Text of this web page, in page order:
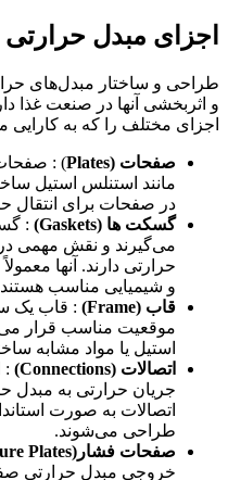
اجزای مبدل
طراحی و ساختار مبدل‌های
و اثربخشی آنها در صنعت غذا
اجزای مختلف را که به
صفحات (Plates
) :
مانند استنلس استیل
در صفحات برای انتقال
گسکت ها (Gaskets)
:
می‌گیرند و نقش مهمی
حرارتی دارند. آنها
و شیمیایی مناسب
قاب (Frame)
: قاب یک
موقعیت مناسب قرار
استیل یا مواد مشابه
اتصالات (Connections)
:
جریان حرارتی به مبدل
اتصالات به صورت
طراحی می‌شوند.
صفحات فشار(Pressure Plates)
خروجی مبدل حرارتی